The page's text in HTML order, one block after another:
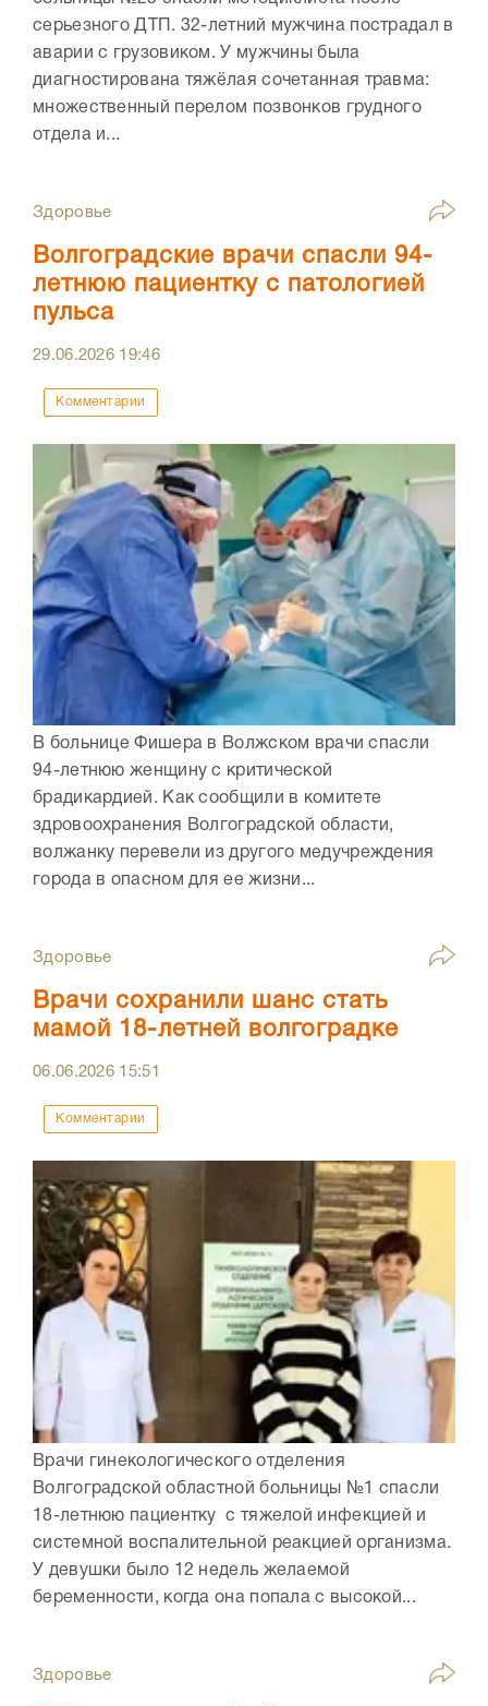
серьезного ДТП. 32-летний мужчина пострадал в
аварии с грузовиком. У мужчины была
диагностирована тяжёлая сочетанная травма:
множественный перелом позвонков грудного
отдела и...
Здоровье
Волгоградские врачи спасли 94-
летнюю пациентку с патологией
пульса
29.06.2026 19:46
Комментарии
В больнице Фишера в Волжском врачи спасли
94-летнюю женщину с критической
брадикардией. Как сообщили в комитете
здровоохранения Волгоградской области,
волжанку перевели из другого медучреждения
города в опасном для ее жизни...
Здоровье
Врачи сохранили шанс стать
мамой 18-летней волгоградке
06.06.2026 15:51
Комментарии
Врачи гинекологического отделения
Волгоградской областной больницы №1 спасли
18-летнюю пациентку с тяжелой инфекцией и
системной воспалительной реакцией организма.
У девушки было 12 недель желаемой
беременности, когда она попала с высокой...
Здоровье